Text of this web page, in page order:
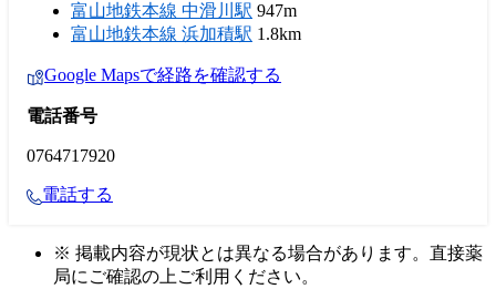
富山地鉄本線 中滑川駅 947m
富山地鉄本線 浜加積駅 1.8km
Google Mapsで経路を確認する
電話番号
0764717920
電話する
※ 掲載内容が現状とは異なる場合があります。直接薬
局にご確認の上ご利用ください。